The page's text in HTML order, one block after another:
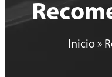
Inicio »